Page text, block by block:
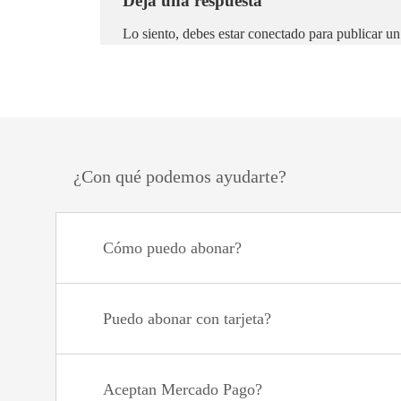
Lo siento, debes estarconectado para publicar
¿Con qué podemos ayudarte?
Cómo puedo abonar?
Puedo abonar con tarjeta?
Aceptan Mercado Pago?